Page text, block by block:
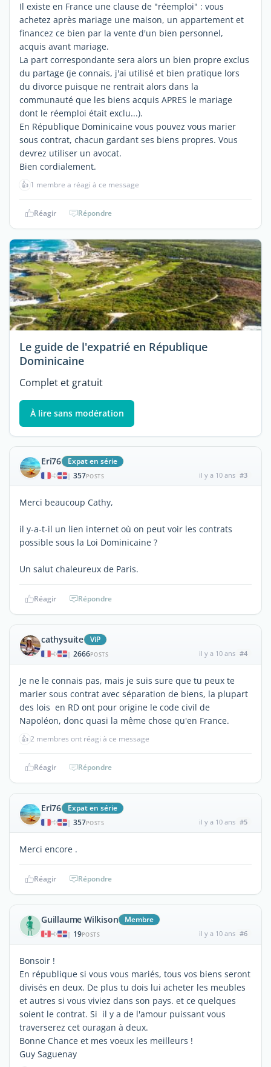
Il existe en France une clause de "réemploi" : vous
achetez après mariage une maison, un appartement et
financez ce bien par la vente d'un bien personnel,
acquis avant mariage.
La part correspondante sera alors un bien propre exclus
du partage (je connais, j'ai utilisé et bien pratique lors
du divorce puisque ne rentrait alors dans la
communauté que les biens acquis APRES le mariage
dont le réemploi était exclu...).
En République Dominicaine vous pouvez vous marier
sous contrat, chacun gardant ses biens propres. Vous
devrez utiliser un avocat.
Bien cordialement.
👍 1 membre a réagi à ce message
Réagir Répondre
Le guide de l'expatrié en République
Dominicaine
Complet et gratuit
À lire sans modération
Eri76 Expat en série
| 357POSTS il y a 10 ans #3
Merci beaucoup Cathy,
il y-a-t-il un lien internet où on peut voir les contrats
possible sous la Loi Dominicaine ?
Un salut chaleureux de Paris.
Réagir Répondre
cathysuite ViP
| 2666POSTS il y a 10 ans #4
Je ne le connais pas, mais je suis sure que tu peux te
marier sous contrat avec séparation de biens, la plupart
des lois en RD ont pour origine le code civil de
Napoléon, donc quasi la même chose qu'en France.
👍2 membres ont réagi à ce message
Réagir Répondre
Eri76 Expat en série
| 357POSTS il y a 10 ans #5
Merci encore .
Réagir Répondre
Guillaume Wilkison Membre
| 19POSTS il y a 10 ans #6
Bonsoir !
En république si vous vous mariés, tous vos biens seront
divisés en deux. De plus tu dois lui acheter les meubles
et autres si vous viviez dans son pays. et ce quelques
soient le contrat. Si il y a de l'amour puissant vous
traverserez cet ouragan à deux.
Bonne Chance et mes voeux les meilleurs !
Guy Saguenay